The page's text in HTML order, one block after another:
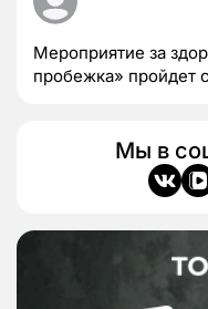
Мероприятие за
пробежка» пройдет
Мы в